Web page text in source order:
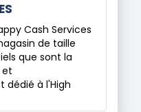
Cash Services
de taille
que sont la
et
dédié à l'High